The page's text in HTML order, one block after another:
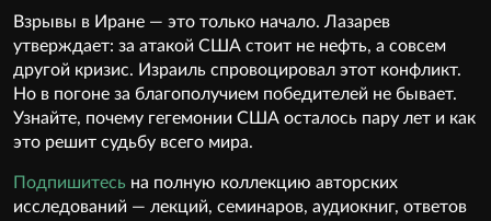
Взрывы в Иране — это только начало. Лазарев
утверждает: за атакой США стоит не нефть, а совсем
другой кризис. Израиль спровоцировал этот конфликт.
Но в погоне за благополучием победителей не бывает.
Узнайте, почему гегемонии США осталось пару лет и как
это решит судьбу всего мира.
Подпишитесь на полную коллекцию авторских
исследований — лекций, семинаров, аудиокниг, ответов